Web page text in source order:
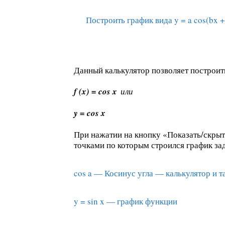
Построить график вида y = a cos(bx
Данный калькулятор позволяет
f (x) = cos x или
y = cos x
При нажатии на кнопку «Показать/
точками по которым строился график
cos a — Косинус угла — калькулятор и
y = sin x — график функции